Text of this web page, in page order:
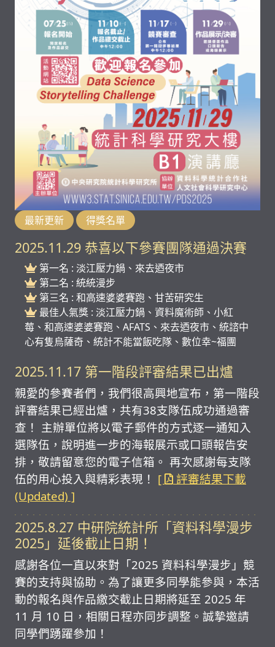
最新更新 得獎名單
2025.11.29 恭喜以下參賽團隊通過決賽
第一名 : 淡江壓力鍋、來去迺夜市
第二名 : 統統漫步
第三名 : 和高速婆婆賽跑、甘苦研究生
最佳人氣獎 : 淡江壓力鍋、資料魔術師、小紅
莓、和高速婆婆賽跑、AFATS、來去迺夜市、統諮中
心有隻烏薩奇、統計不能當飯吃隊、數位幸~福團
2025.11.17 第一階段評審結果已出爐
親愛的參賽者們，我們很高興地宣布，第一階段
評審結果已經出爐，共有38支隊伍成功通過審
查！ 主辦單位將以電子郵件的方式逐一通知入
選隊伍，說明進一步的海報展示或口頭報告安
排，敬請留意您的電子信箱。 再次感謝每支隊
伍的用心投入與精彩表現！ [
評審結果下載
(Updated) ]
2025.8.27 中研院統計所「資料科學漫步
2025」延後截止日期！
感謝各位一直以來對「2025 資料科學漫步」競
賽的支持與協助。為了讓更多同學能參與，本活
動的報名與作品繳交截止日期將延至 2025 年
11 月 10 日，相關日程亦同步調整。誠摯邀請
同學們踴躍參加！